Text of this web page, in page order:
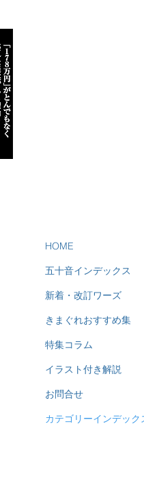
HOME
五十音インデックス
新着・改訂ワーズ
きまぐれおすすめ集
特集コラム
イラスト付き解説
お問合せ
カテゴリーインデック